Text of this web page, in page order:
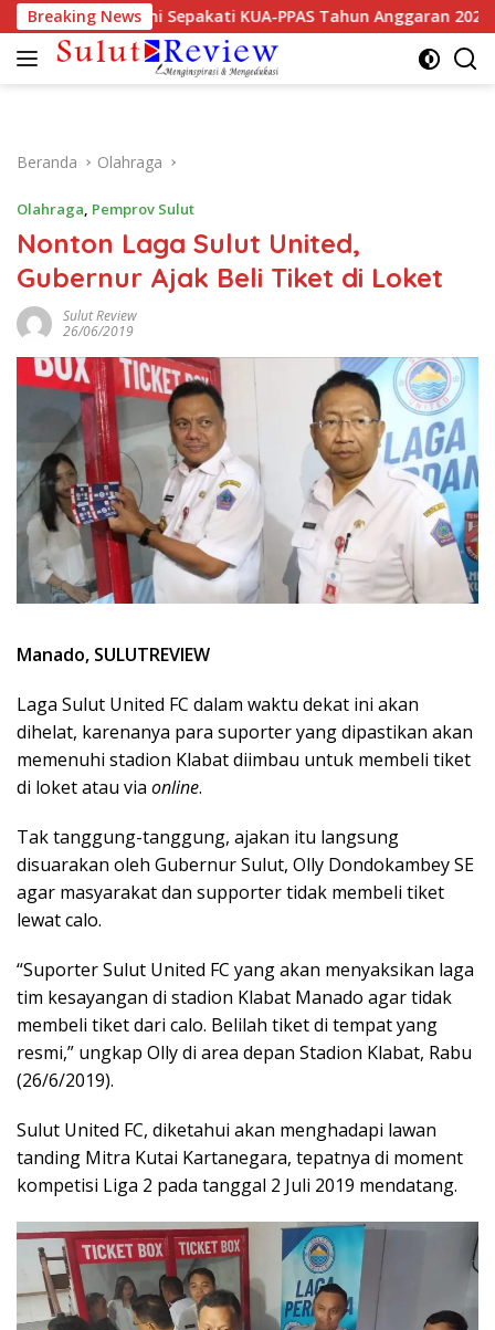
Langsung
ke
konten
Breaking News
Mitra Resmi Sepakati KUA-PPAS Tahun Anggaran 2027
Beranda Olahraga
Olahraga, Pemprov Sulut
Nonton Laga Sulut United,
Gubernur Ajak Beli Tiket di Loket
Sulut Review
26/06/2019
Manado, SULUTREVIEW
Laga Sulut United FC dalam waktu dekat ini akan
dihelat, karenanya para suporter yang dipastikan akan
memenuhi stadion Klabat diimbau untuk membeli tiket
di loket atau via online.
Tak tanggung-tanggung, ajakan itu langsung
disuarakan oleh Gubernur Sulut, Olly Dondokambey SE
agar masyarakat dan supporter tidak membeli tiket
lewat calo.
“Suporter Sulut United FC yang akan menyaksikan laga
tim kesayangan di stadion Klabat Manado agar tidak
membeli tiket dari calo. Belilah tiket di tempat yang
resmi,” ungkap Olly di area depan Stadion Klabat, Rabu
(26/6/2019).
Sulut United FC, diketahui akan menghadapi lawan
tanding Mitra Kutai Kartanegara, tepatnya di moment
kompetisi Liga 2 pada tanggal 2 Juli 2019 mendatang.